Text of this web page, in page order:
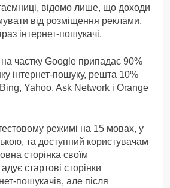
відомо лише, що доходи
від розміщення реклами,
інтернет-пошукачі.
частку Google припадає 90%
інтернет-пошуку, решта 10%
Yahoo, Ask Network і Orange
режимі на 15 мовах, у
та доступний користувачам
сторінка своїм
стартові сторінки
пошукачів, але після